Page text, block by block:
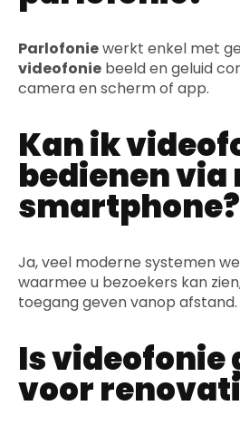
Parlofoniewerkt enkel met
videofonie beeld en geluid
camera en scherm of app.
Kan ik
bedienen via
smartphone?
Ja, veel moderne systemen
waarmee u bezoekers kan
toegang geven vanop afstand.
Is videofonie
voor